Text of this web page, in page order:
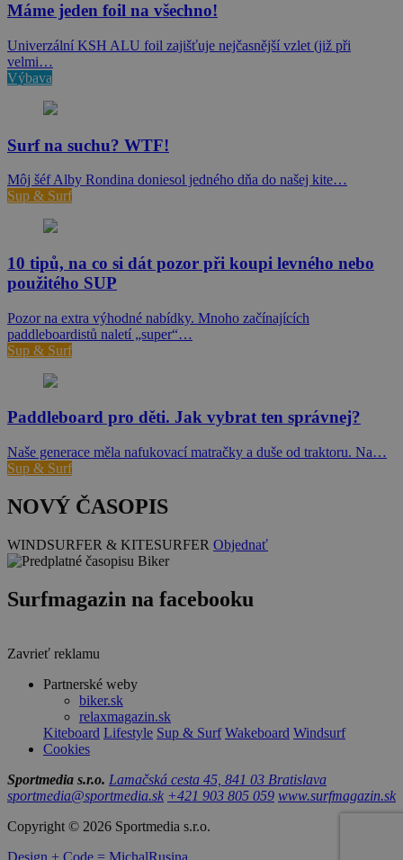
Máme jeden foil na všechno!
Univerzální KSH ALU foil zajišťuje nejčasnější vzlet (již při
velmi…
Výbava
Surf na suchu? WTF!
Môj šéf Alby Rondina doniesol jedného dňa do našej kite…
Sup & Surf
10 tipů, na co si dát pozor při koupi levného nebo
použitého SUP
Pozor na extra výhodné nabídky. Mnoho začínajících
paddleboardistů naletí „super“…
Sup & Surf
Paddleboard pro děti. Jak vybrat ten správnej?
Naše generace měla nafukovací matračky a duše od traktoru. Na…
Sup & Surf
NOVÝ ČASOPIS
WINDSURFER & KITESURFER Objednať
Surfmagazin na facebooku
Zavrieť reklamu
Partnerské weby
biker.sk
relaxmagazin.sk
Kiteboard Lifestyle Sup & Surf Wakeboard Windsurf
Cookies
Sportmedia s.r.o. Lamačská cesta 45, 841 03 Bratislava
sportmedia@sportmedia.sk +421 903 805 059 www.surfmagazin.sk
Copyright © 2026 Sportmedia s.r.o.
Design + Code = MichalRusina